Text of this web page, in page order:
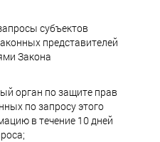
субъектов
представителей
Закона
орган по защите прав
по запросу этого
в течение 10 дней